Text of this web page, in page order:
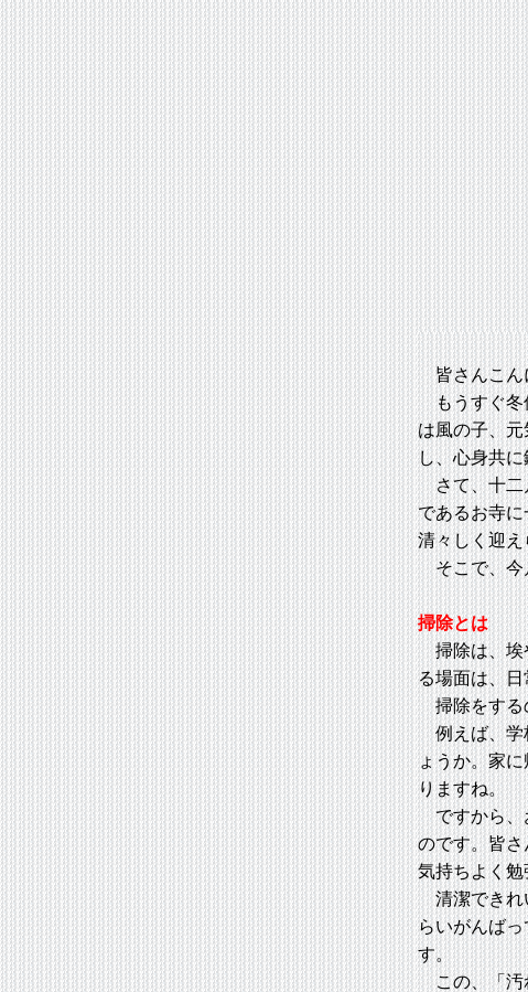
皆さんこん
もうすぐ冬
は風の子、
し、心身共に
さて、十二
であるお寺
清々しく迎え
そこで、今
掃除とは
掃除は、埃
る場面は、日
掃除をする
例えば、学
ょうか。家
りますね。
ですから、
のです。皆
気持ちよく勉
清潔できれ
らいがんば
す。
この、「汚